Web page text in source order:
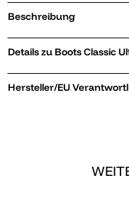
Beschreibung
Details zu
Hersteller/EU